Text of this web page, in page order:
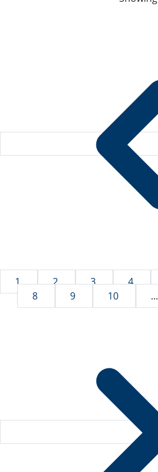
1 2 3 4
8
9 10 ...